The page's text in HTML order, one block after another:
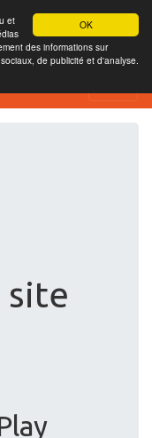
OK
et
des informations sur
de publicité et d'analyse.
site